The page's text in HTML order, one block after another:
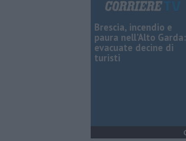
Brescia, incendio e
paura nell'Alto Garda:
evacuate decine di
turisti